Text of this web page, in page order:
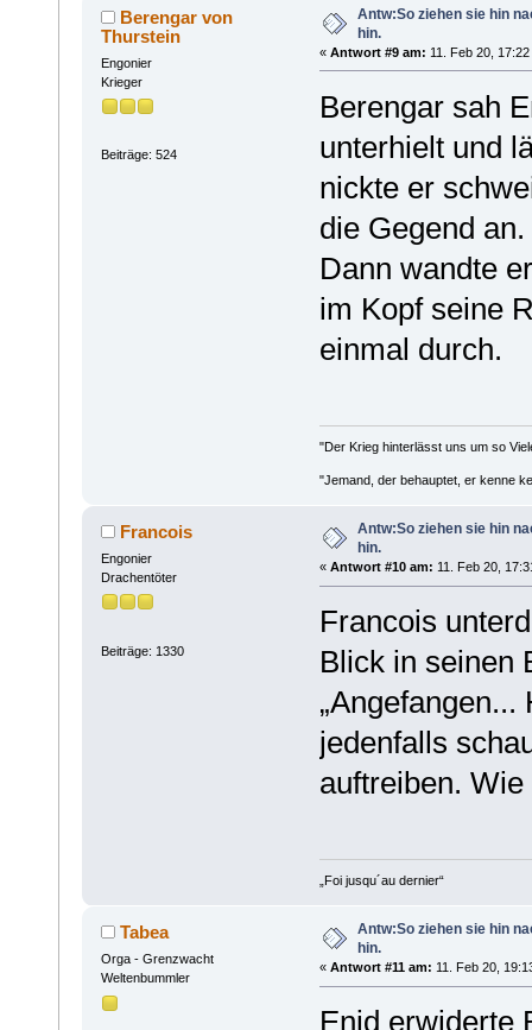
Berengar von
Thurstein
Engonier
Krieger
Beiträge: 524
Antw:So ziehen sie hin
hin.
« Antwort #9 am: 11. Feb 20, 17:22
Berengar sah
unterhielt und
nickte er
die Gegend
Dann wandte
im Kopf seine
einmal durch.
"Der Krieg hinterlässt uns um so
"Jemand, der behauptet, er kenne
Francois
Engonier
Drachentöter
Beiträge: 1330
Antw:So ziehen sie hin
hin.
« Antwort #10 am: 11. Feb 20,
Francois
Blick in seinen
jedenfalls
auftreiben. Wie
„Foi jusqu´au dernier“
Tabea
Orga - Grenzwacht
Weltenbummler
Antw:So ziehen sie hin
hin.
« Antwort #11 am: 11. Feb 20,
Enid erwiderte